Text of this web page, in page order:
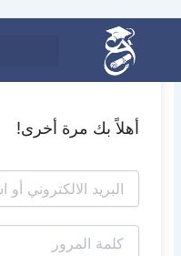
المحتوى
أهلاً بك مرة أخرى!